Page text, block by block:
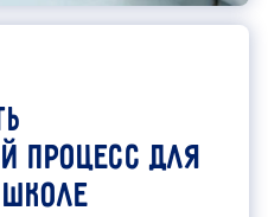
процесс для